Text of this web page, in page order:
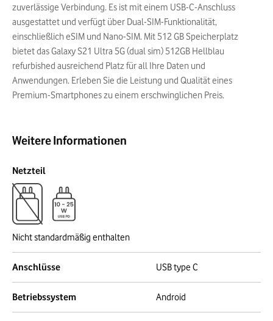
zuverlässige Verbindung. Es ist mit einem USB-C-Anschluss
ausgestattet und verfügt über Dual-SIM-Funktionalität,
einschließlich eSIM und Nano-SIM. Mit 512 GB Speicherplatz
bietet das Galaxy S21 Ultra 5G (dual sim) 512GB Hellblau
refurbished ausreichend Platz für all Ihre Daten und
Anwendungen. Erleben Sie die Leistung und Qualität eines
Premium-Smartphones zu einem erschwinglichen Preis.
Weitere Informationen
Netzteil
Nicht standardmäßig enthalten
Anschlüsse USB type C
Betriebssystem Android